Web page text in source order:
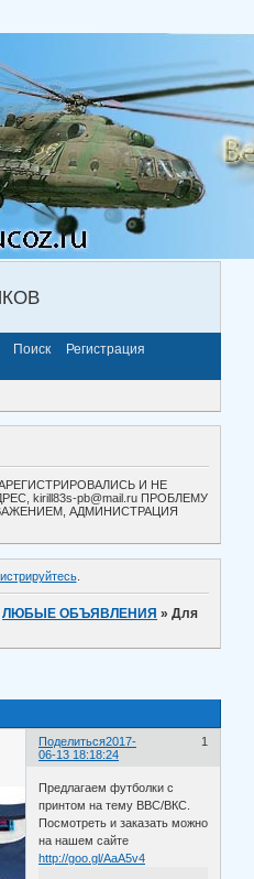
Поиск
Регистрация
И НЕ
kirill83s-pb@mail.ru ПРОБЛЕМУ
АДМИНИСТРАЦИЯ
.
ЛЮБЫЕ ОБЪЯВЛЕНИЯ »Для
Поделиться 1
2017-
06-13 18:18:24
Предлагаем футболки с
принтом на тему ВВС/ВКС.
Посмотреть и заказать можно
на нашем сайте
http://goo.gl/AaA5v4